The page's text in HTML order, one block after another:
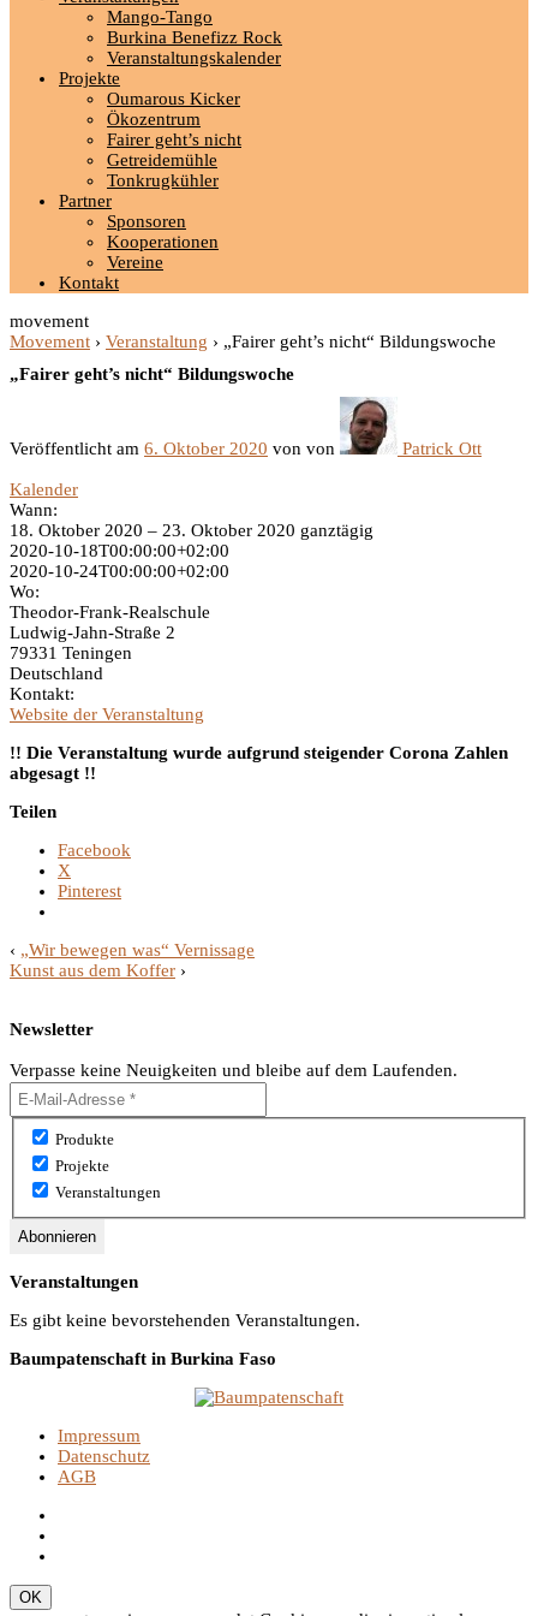
Mango-Tango
Burkina Benefizz Rock
Veranstaltungskalender
Projekte
Oumarous Kicker
Ökozentrum
Fairer geht’s nicht
Getreidemühle
Tonkrugkühler
Partner
Sponsoren
Kooperationen
Vereine
Kontakt
movement
Movement › Veranstaltung › „Fairer geht’s nicht“ Bildungswoche
„Fairer geht’s nicht“ Bildungswoche
Veröffentlicht am 6. Oktober 2020 von von Patrick Ott
Kalender
Wann:
18. Oktober 2020 – 23. Oktober 2020 ganztägig
2020-10-18T00:00:00+02:00
2020-10-24T00:00:00+02:00
Wo:
Theodor-Frank-Realschule
Ludwig-Jahn-Straße 2
79331 Teningen
Deutschland
Kontakt:
Website der Veranstaltung
!! Die Veranstaltung wurde aufgrund steigender Corona Zahlen
abgesagt !!
Teilen
Facebook
X
Pinterest
‹ „Wir bewegen was“ Vernissage
Kunst aus dem Koffer ›
Newsletter
Verpasse keine Neuigkeiten und bleibe auf dem Laufenden.
Produkte
Projekte
Veranstaltungen
Veranstaltungen
Es gibt keine bevorstehenden Veranstaltungen.
Baumpatenschaft in Burkina Faso
Impressum
Datenschutz
AGB